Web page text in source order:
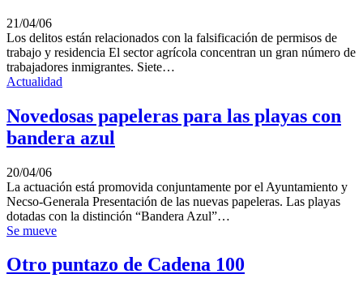
21/04/06
Los delitos están relacionados con la falsificación de permisos de
trabajo y residencia El sector agrícola concentran un gran número de
trabajadores inmigrantes. Siete…
Actualidad
Novedosas papeleras para las playas con
bandera azul
20/04/06
La actuación está promovida conjuntamente por el Ayuntamiento y
Necso-Generala Presentación de las nuevas papeleras. Las playas
dotadas con la distinción “Bandera Azul”…
Se mueve
Otro puntazo de Cadena 100